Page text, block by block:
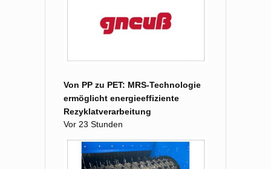
Von PP zu PET: MRS-Technologie
ermöglicht energieeffiziente
Rezyklatverarbeitung
Vor 23 Stunden